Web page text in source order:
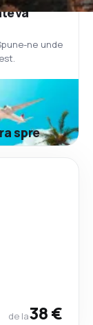
ne unde
spre
de la38 €